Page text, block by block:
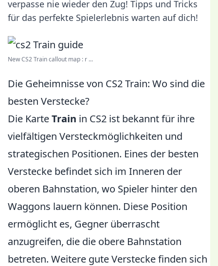
verpasse nie wieder den Zug! Tipps und Tricks
für das perfekte Spielerlebnis warten auf dich!
New CS2 Train callout map : r ...
Die Geheimnisse von CS2 Train: Wo sind die
besten Verstecke?
Die KarteTrain in CS2 ist bekannt für ihre
vielfältigen Versteckmöglichkeiten und
strategischen Positionen. Eines der besten
Verstecke befindet sich im Inneren der
oberen Bahnstation, wo Spieler hinter den
Waggons lauern können. Diese Position
ermöglicht es, Gegner überrascht
anzugreifen, die die obere Bahnstation
betreten. Weitere gute Verstecke finden sich